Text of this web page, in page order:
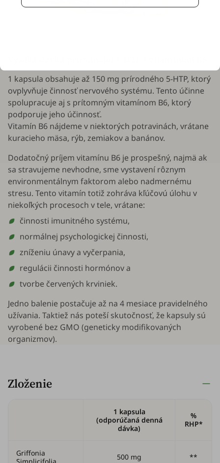
1 kapsula obsahuje až 150 mg prírodného 5-HTP, ktorý
ovplyvňuje činnosť nervového systému. Tento účinne
spolupracuje aj s prítomným vitamínom B6, ktorý
podporuje jeho účinnosť.
Vitamín B6 nájdeme v niektorých potravinách, vrátane
kuracieho mäsa, rýb, zemiakov a banánov.
Dodatočný príjem vitamínu B6 je prospešný, najmä ak
sa stravujeme nevhodne, sme vystavení rôznym
environmentálnym faktorom alebo nadmernému
stresu. Tento vitamín totiž zohráva kľúčovú úlohu v
niekoľkých procesoch v tele, vrátane:
činnosti imunitného systému,
normálnej psychologickej činnosti,
zníženiu únavy a vyčerpania,
regulácii činnosti hormónov a
tvorbe červených krviniek.
Jedno balenie postačuje až na 4 mesiace pravidelného
užívania. Taktiež nás poteší skutočnosť, že kapsuly sú
vyrobené bez GMO (geneticky modifikovaných
organizmov).
Zloženie
1 kapsula
(odporúčaná denná
dávka)
%
RHP*
Griffonia
500 mg **